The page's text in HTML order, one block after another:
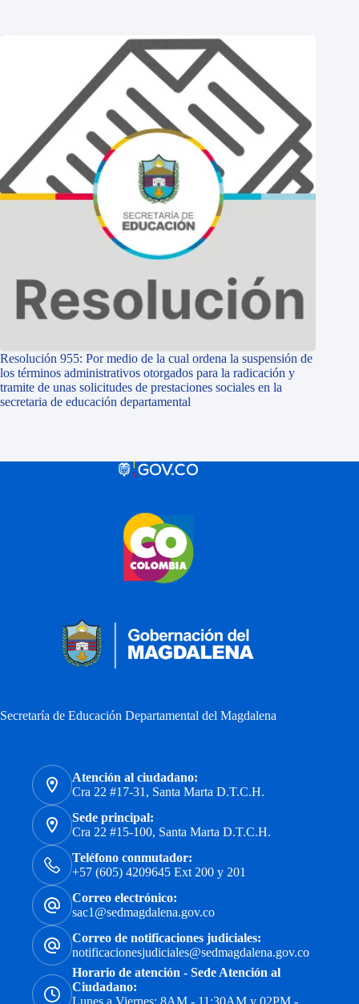
Resolución 955: Por medio de la cual ordena la suspensión de
los términos administrativos otorgados para la radicación y
tramite de unas solicitudes de prestaciones sociales en la
secretaria de educación departamental
Secretaría de Educación Departamental del Magdalena
Atención al ciudadano:
Cra 22 #17-31, Santa Marta D.T.C.H.
Sede principal:
Cra 22 #15-100, Santa Marta D.T.C.H.
Teléfono conmutador:
+57 (605) 4209645 Ext 200 y 201
Correo electrónico:
sac1@sedmagdalena.gov.co
Correo de notificaciones judiciales:
notificacionesjudiciales@sedmagdalena.gov.co
Horario de atención - Sede Atención al
Ciudadano:
Lunes a Viernes: 8AM - 11:30AM y 02PM -